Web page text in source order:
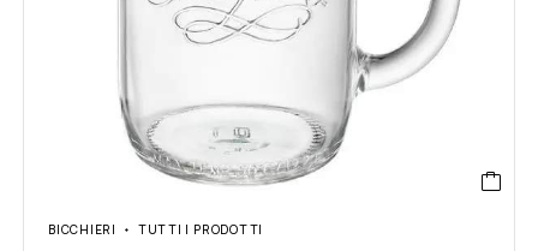
BICCHIERI TUTTI I PRODOTTI